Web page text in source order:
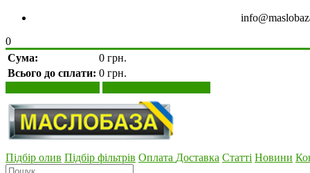
0
Сума:
0 грн.
Всього до сплати: 0 грн.
Підбір олив Підбір фільтрів Оплата Доставка Статті Новини